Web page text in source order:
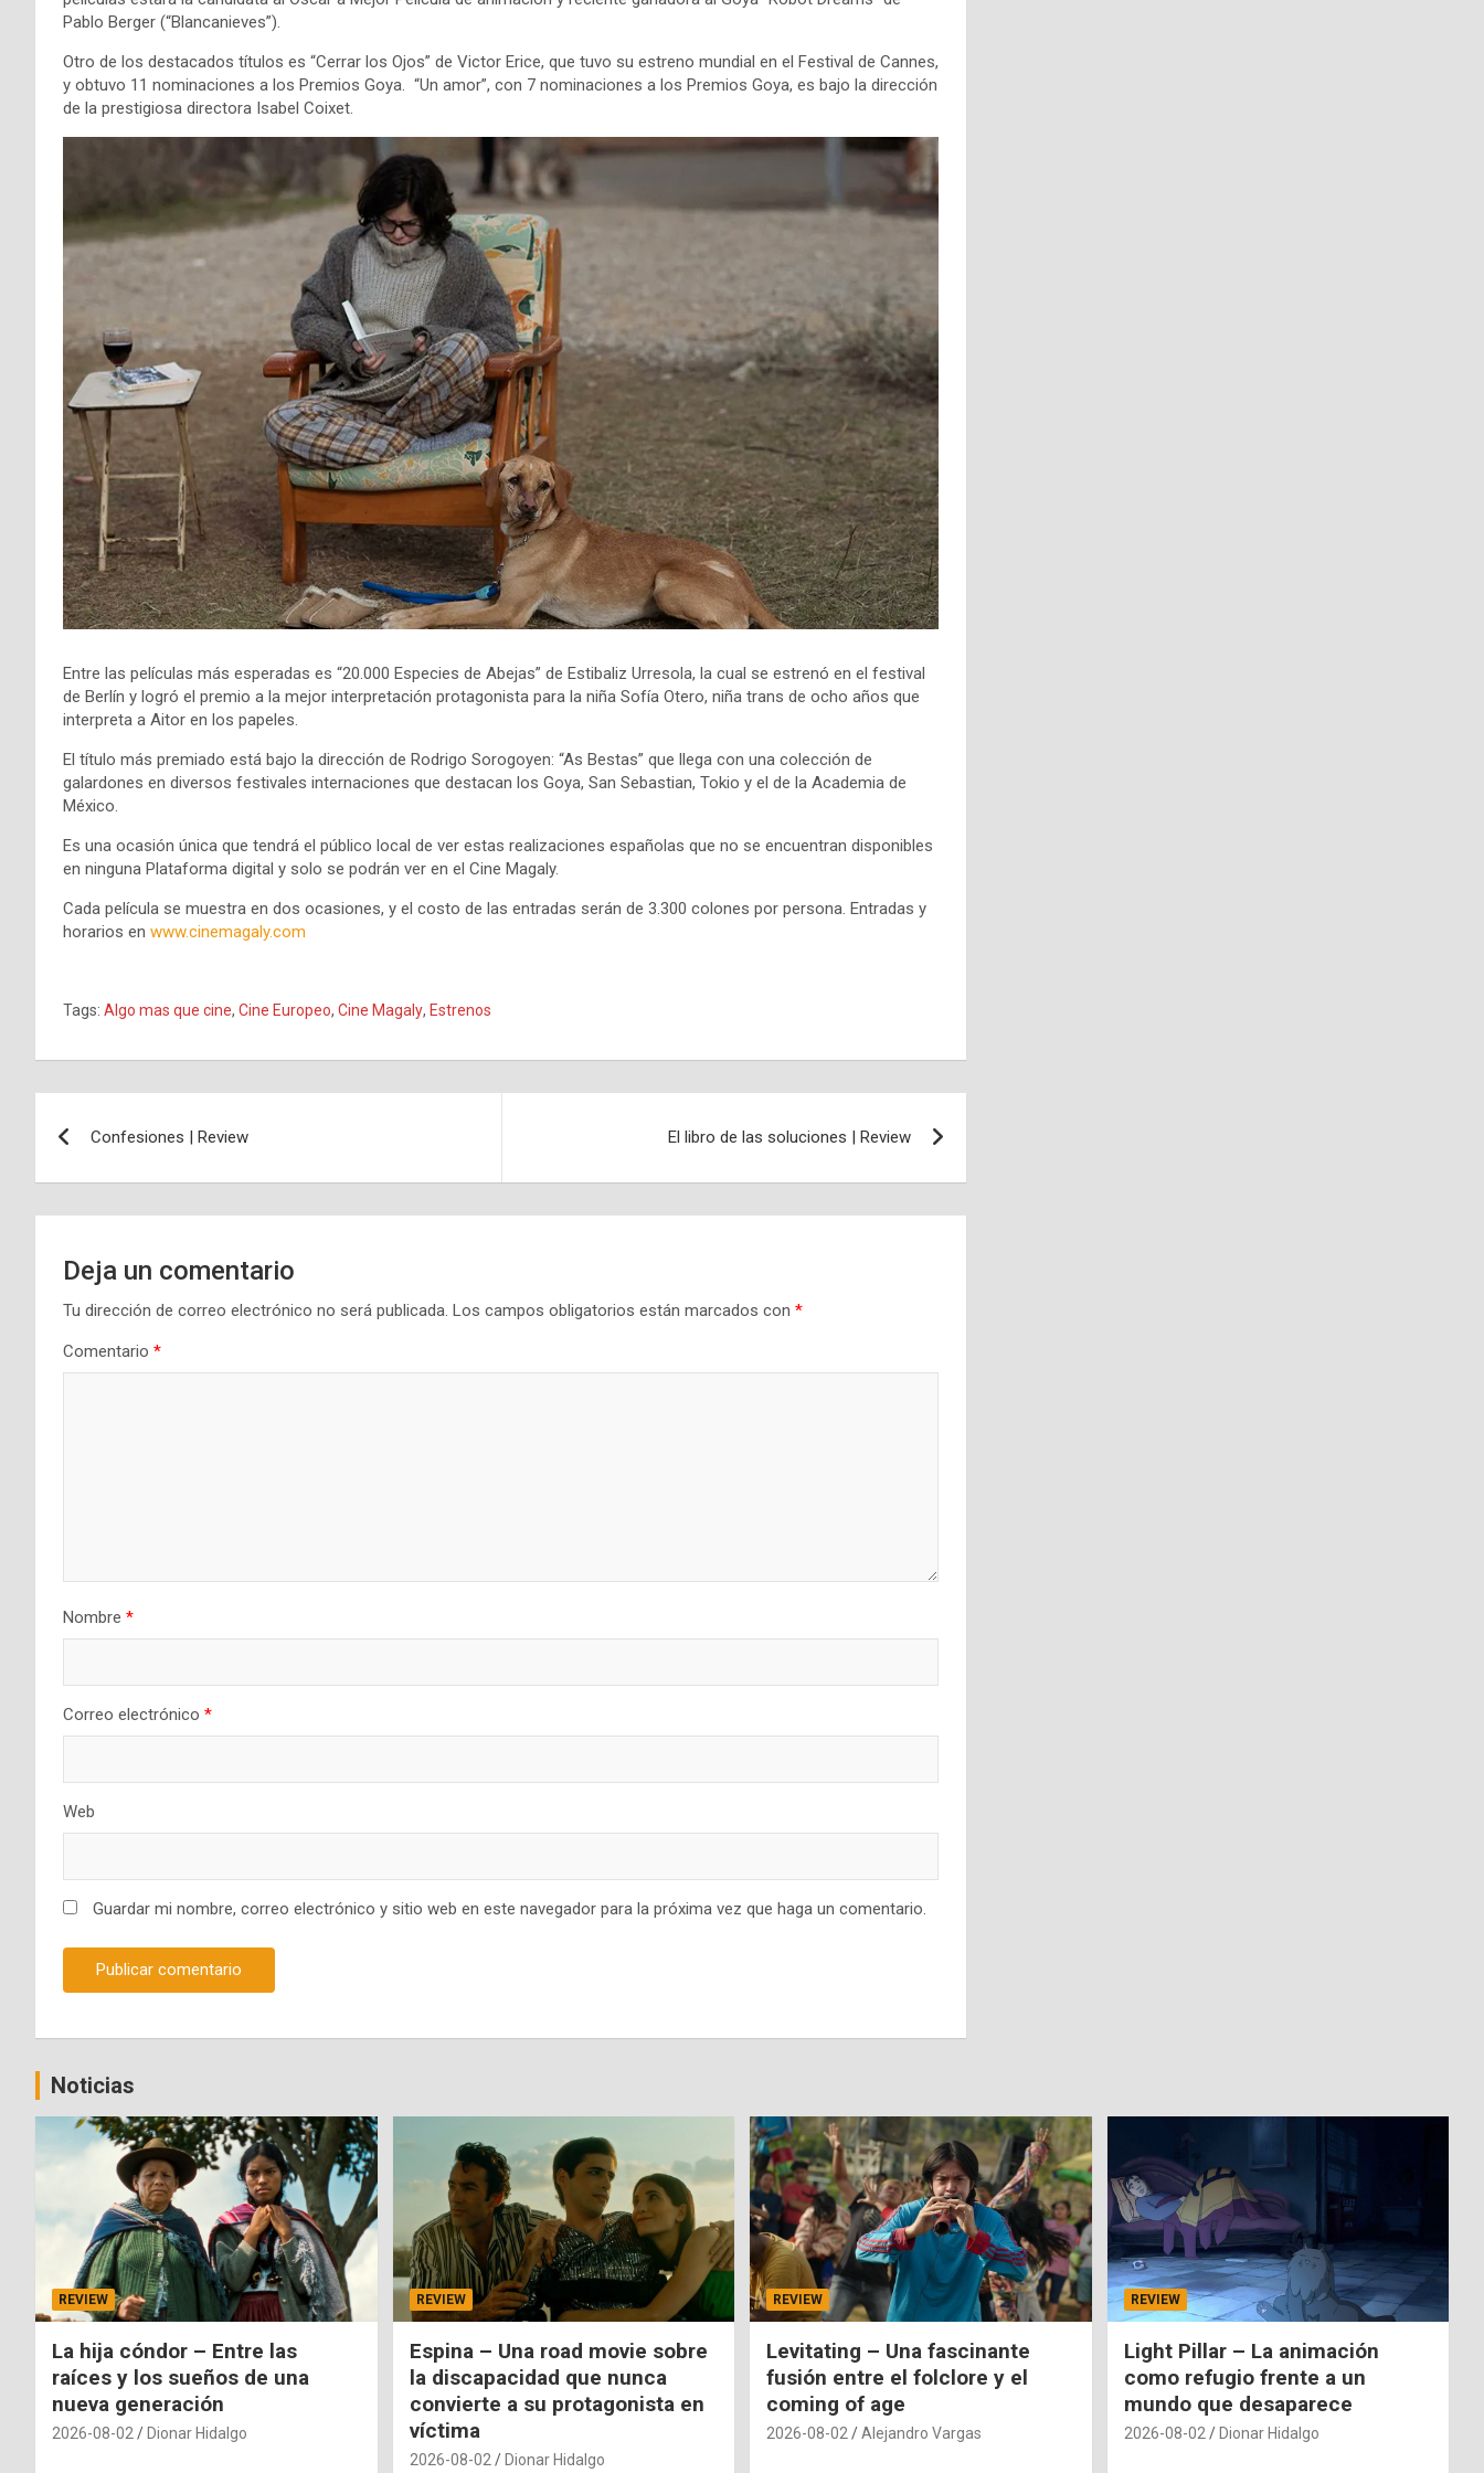
Pablo Berger (“Blancanieves”).
Otro de los destacados títulos es “Cerrar los Ojos” de Victor Erice, que tuvo su estreno mundial en el Festival de Cannes,
y obtuvo 11 nominaciones a los Premios Goya. “Un amor”, con 7 nominaciones a los Premios Goya, es bajo la dirección
de la prestigiosa directora Isabel Coixet.
Entre las películas más esperadas es “20.000 Especies de Abejas” de Estibaliz Urresola, la cual se estrenó en el festival
de Berlín y logró el premio a la mejor interpretación protagonista para la niña Sofía Otero, niña trans de ocho años que
interpreta a Aitor en los papeles.
El título más premiado está bajo la dirección de Rodrigo Sorogoyen: “As Bestas” que llega con una colección de
galardones en diversos festivales internaciones que destacan los Goya, San Sebastian, Tokio y el de la Academia de
México.
Es una ocasión única que tendrá el público local de ver estas realizaciones españolas que no se encuentran disponibles
en ninguna Plataforma digital y solo se podrán ver en el Cine Magaly.
Cada película se muestra en dos ocasiones, y el costo de las entradas serán de 3.300 colones por persona. Entradas y
horarios en www.cinemagaly.com
Tags: Algo mas que cine, Cine Europeo, Cine Magaly, Estrenos
de
entradas
Confesiones | Review El libro de las soluciones | Review
Deja un comentario
Tu dirección de correo electrónico no será publicada. Los campos obligatorios están marcados con *
Comentario *
Nombre *
Correo electrónico *
Web
Guardar mi nombre, correo electrónico y sitio web en este navegador para la próxima vez que haga un comentario.
Noticias
REVIEW
La hija cóndor – Entre las
raíces y los sueños de una
nueva generación
2026-08-02 Dionar Hidalgo
REVIEW
Espina – Una road movie sobre
la discapacidad que nunca
convierte a su protagonista en
víctima
2026-08-02 Dionar Hidalgo
REVIEW
Levitating – Una fascinante
fusión entre el folclore y el
coming of age
2026-08-02 Alejandro Vargas
REVIEW
Light Pillar – La animación
como refugio frente a un
mundo que desaparece
2026-08-02 Dionar Hidalgo